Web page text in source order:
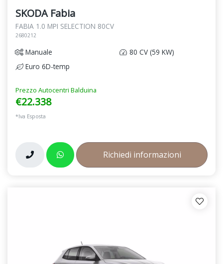
SKODA Fabia
FABIA 1.0 MPI SELECTION 80CV
2680212
Manuale
80 CV (59 KW)
Euro 6D-temp
Prezzo Autocentri Balduina
€22.338
*Iva Esposta
Richiedi informazioni